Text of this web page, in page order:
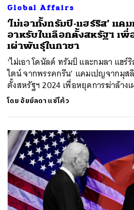
Global Affairs
‘ไม่เอาทั้งทรัมป์-แฮร์ริส’ แ
อาหรับในเลือกตั้งสหรัฐฯ เ
เผ่าพันธุ์ในกาซา
‘ไม่เอา โดนัลด์ ทรัมป์ และกมลา แฮ
ไตน์ จากพรรคกรีน’ แคมเปญจากมุส
ตั้งสหรัฐฯ 2024 เพื่อหยุดการฆ่าล้าง
โดย อัยย์ลดา แซ่โค้ว